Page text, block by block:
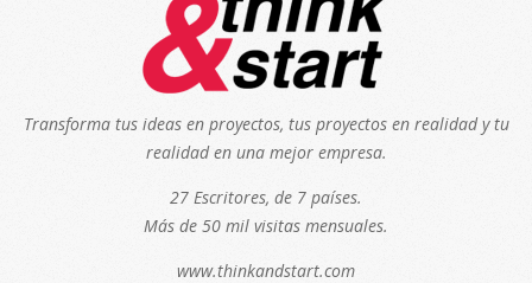
Transforma tus ideas en proyectos, tus proyectos en realidad y tu
realidad en una mejor empresa.
27 Escritores, de 7 países.
Más de 50 mil visitas mensuales.
www.thinkandstart.com